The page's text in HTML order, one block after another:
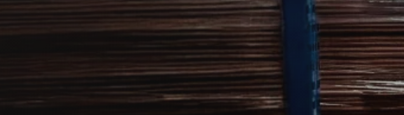
til en musespecialist fra nærområdet, som kan
effektivt.